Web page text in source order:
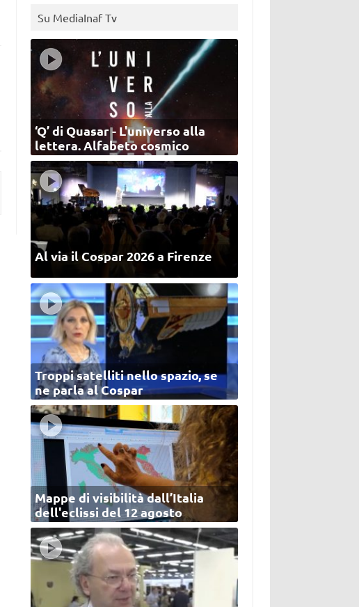
Su MediaInaf Tv
‘Q’ di Quasar - L'universo alla
lettera. Alfabeto cosmico
Al via il Cospar 2026 a Firenze
Troppi satelliti nello spazio, se
ne parla al Cospar
Mappe di visibilità dall’Italia
dell'eclissi del 12 agosto